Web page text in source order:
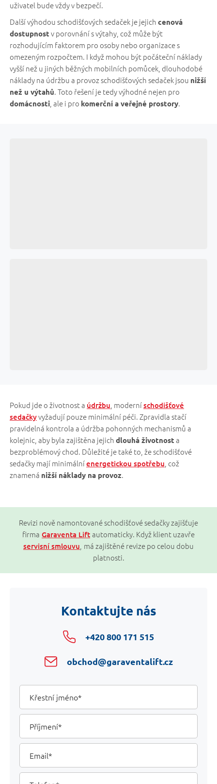
uživatel bude vždy v bezpečí.
Další výhodou schodišťových sedaček je jejich cenová
dostupnost v porovnání s výtahy, což může být
rozhodujícím faktorem pro osoby nebo organizace s
omezeným rozpočtem. I když mohou být počáteční náklady
vyšší než u jiných běžných mobilních pomůcek, dlouhodobé
náklady na údržbu a provoz schodišťových sedaček jsou nižší
než u výtahů. Toto řešení je tedy výhodné nejen pro
domácnosti , ale i pro komerční a veřejné prostory.
Pokud jde o životnost a údržbu , moderníschodišťové
sedačkyvyžadují pouze minimální péči. Zpravidla stačí
pravidelná kontrola a údržba pohonných mechanismů a
kolejnic, aby byla zajištěna jejich dlouhá životnost a
bezproblémový chod. Důležité je také to, že schodišťové
sedačky mají minimálníenergetickou spotřebu , což
znamená nižší náklady na provoz.
Revizi nově namontované schodišťové sedačky zajišťuje
firma Garaventa Lift automaticky. Když klient uzavře
servisní smlouvu má zajištěné revize po celou dobu
platnosti.
Kontaktujte nás
+420 800 171 515
obchod@garaventalift.cz
Your
Details
Křestní
jméno
Příjmení
Email
Telefon